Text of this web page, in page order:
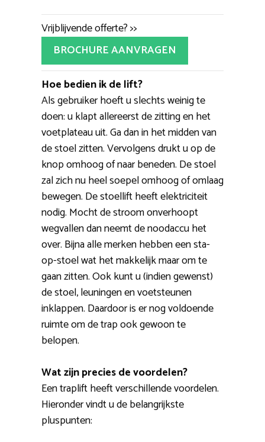
Vrijblijvende offerte? >>
BROCHURE AANVRAGEN
Hoe bedien ik de lift?
Als gebruiker hoeft u slechts weinig te
doen: u klapt allereerst de zitting en het
voetplateau uit. Ga dan in het midden van
de stoel zitten. Vervolgens drukt u op de
knop omhoog of naar beneden. De stoel
zal zich nu heel soepel omhoog of omlaag
bewegen. De stoellift heeft elektriciteit
nodig. Mocht de stroom onverhoopt
wegvallen dan neemt de noodaccu het
over. Bijna alle merken hebben een sta-
op-stoel wat het makkelijk maar om te
gaan zitten. Ook kunt u (indien gewenst)
de stoel, leuningen en voetsteunen
inklappen. Daardoor is er nog voldoende
ruimte om de trap ook gewoon te
belopen.
Wat zijn precies de voordelen?
Een traplift heeft verschillende voordelen.
Hieronder vindt u de belangrijkste
pluspunten: